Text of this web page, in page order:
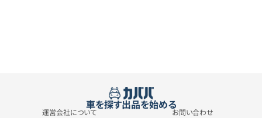
車を探す出品を始める
運営会社について お問い合わせ